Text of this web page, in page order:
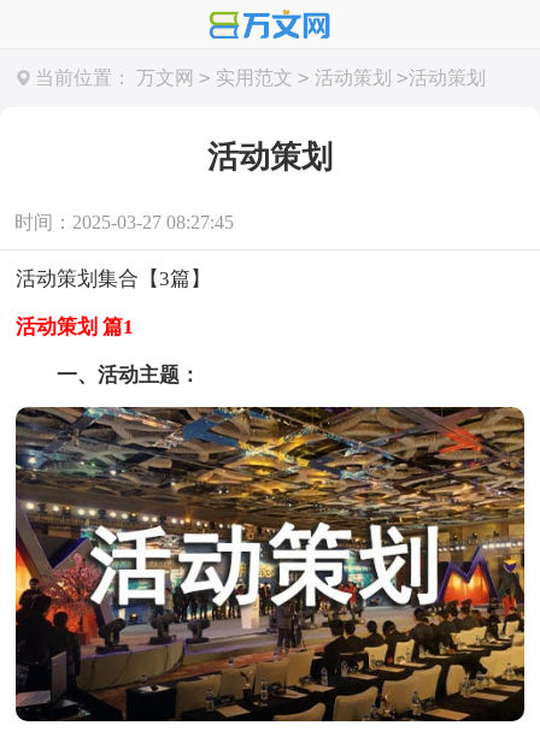
当前位置： 万文网 > 实用范文 > 活动策划 >活动策划
活动策划
时间：2025-03-27 08:27:45
活动策划集合【3篇】
活动策划 篇1
一、活动主题：